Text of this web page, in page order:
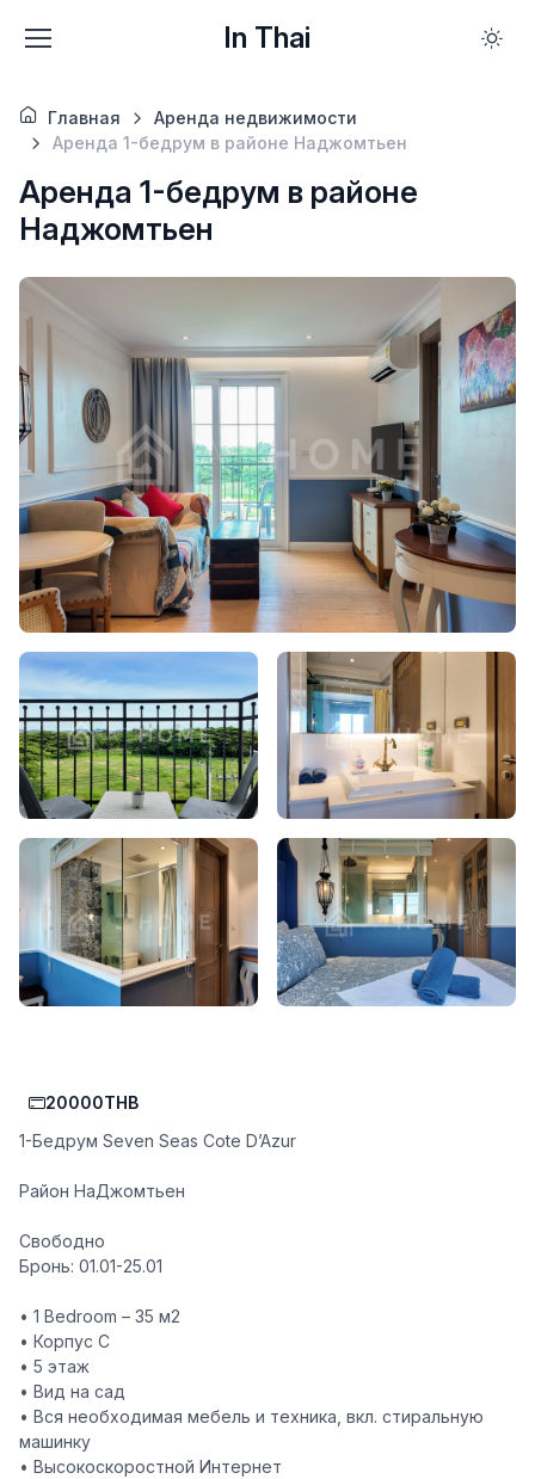
In Thai
Главная
Аренда недвижимости
Аренда 1-бедрум в районе Наджомтьен
Аренда 1-бедрум в районе
Наджомтьен
20000THB
1-Бедрум Seven Seas Cote D’Azur
Район НаДжомтьен
Свободно
Бронь: 01.01-25.01
• 1 Bedroom – 35 м2
• Корпус С
• 5 этаж
• Вид на сад
• Вся необходимая мебель и техника, вкл. стиральную
машинку
• Высокоскоростной Интернет